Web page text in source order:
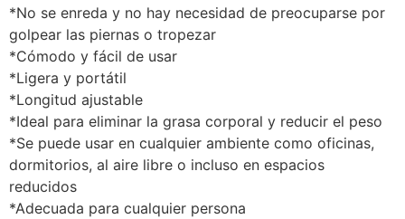
*No se enreda y no hay necesidad de preocuparse por
golpear las piernas o tropezar
*Cómodo y fácil de usar
*Ligera y portátil
*Longitud ajustable
*Ideal para eliminar la grasa corporal y reducir el peso
*Se puede usar en cualquier ambiente como oficinas,
dormitorios, al aire libre o incluso en espacios
reducidos
*Adecuada para cualquier persona